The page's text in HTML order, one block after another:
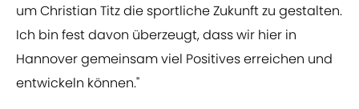
um Christian Titz die sportliche Zukunft zu gestalten.
Ich bin fest davon überzeugt, dass wir hier in
Hannover gemeinsam viel Positives erreichen und
entwickeln können."